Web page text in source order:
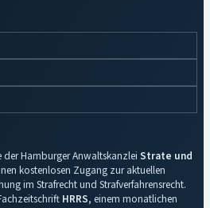
der Hamburger Anwaltskanzlei Strate und
kostenlosen Zugang zur aktuellen
im Strafrecht und Strafverfahrensrecht.
HRRS, einem monatlichen